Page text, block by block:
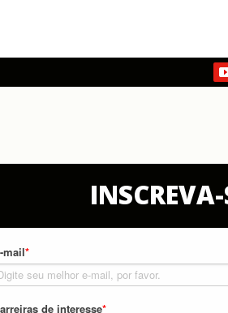
INSCREVA-